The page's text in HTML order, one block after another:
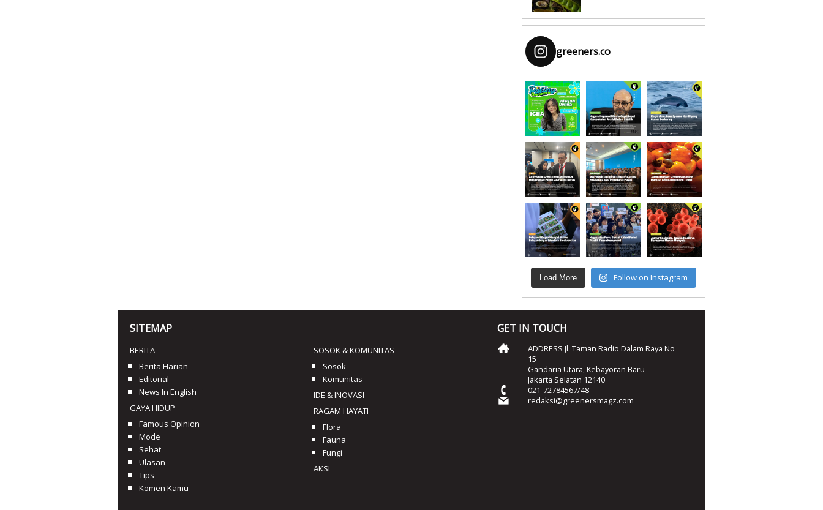
greeners.co
Load More Follow on Instagram
SITEMAP
BERITA
Berita Harian
Editorial
News In English
GAYA HIDUP
Famous Opinion
Mode
Sehat
Ulasan
Tips
Komen Kamu
SOSOK & KOMUNITAS
Sosok
Komunitas
IDE & INOVASI
RAGAM HAYATI
Flora
Fauna
Fungi
AKSI
GET IN TOUCH
ADDRESS Jl. Taman Radio Dalam Raya No
15
Gandaria Utara, Kebayoran Baru
Jakarta Selatan 12140
021-72784567/48
redaksi@greenersmagz.com